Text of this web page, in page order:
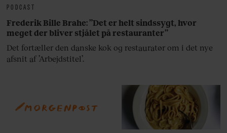
PODCAST
Frederik Bille Brahe: ”Det er helt sindssygt, hvor
meget der bliver stjålet på restauranter”
Det fortæller den danske kok og restauratør om i det nye
afsnit af ’Arbejdstitel’.